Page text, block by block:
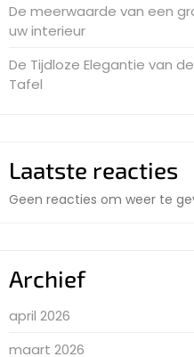
De meerwaarde van een
uw interieur
De Tijdloze Elegantie van
Tafel
Laatste reacties
Geen reacties om weer te
Archief
april 2026
maart 2026